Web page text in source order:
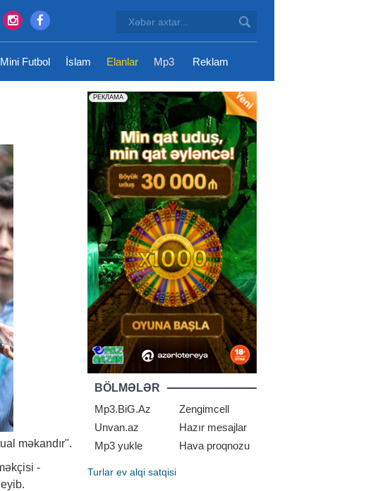
Mini Futbol İslam Elanlar Mp3 Reklam
məkandır".
-
BÖLMƏLƏR
Mp3.BiG.Az
Zengimcell
Unvan.az
Hazır mesajlar
Mp3 yukle
Hava proqnozu
Turlar ev alqi satqisi